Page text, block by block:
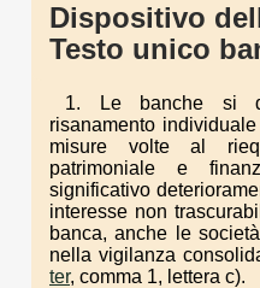
Dispositivo
Testo unico
1. Le banche si
risanamento
misure volte al
patrimoniale e
significativo
interesse non
banca, anche le
nella vigilanza
ter, comma 1, lettera c).